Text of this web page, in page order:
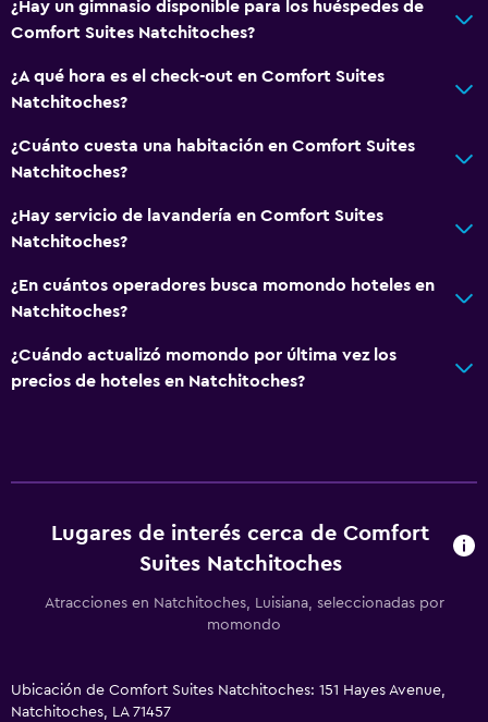
¿Hay un gimnasio disponible para los huéspedes de
Comfort Suites Natchitoches?
¿A qué hora es el check-out en Comfort Suites
Natchitoches?
¿Cuánto cuesta una habitación en Comfort Suites
Natchitoches?
¿Hay servicio de lavandería en Comfort Suites
Natchitoches?
¿En cuántos operadores busca momondo hoteles en
Natchitoches?
¿Cuándo actualizó momondo por última vez los
precios de hoteles en Natchitoches?
Lugares de interés cerca de Comfort
Suites Natchitoches
Atracciones en Natchitoches, Luisiana, seleccionadas por
momondo
Ubicación de Comfort Suites Natchitoches: 151 Hayes Avenue,
Natchitoches, LA 71457